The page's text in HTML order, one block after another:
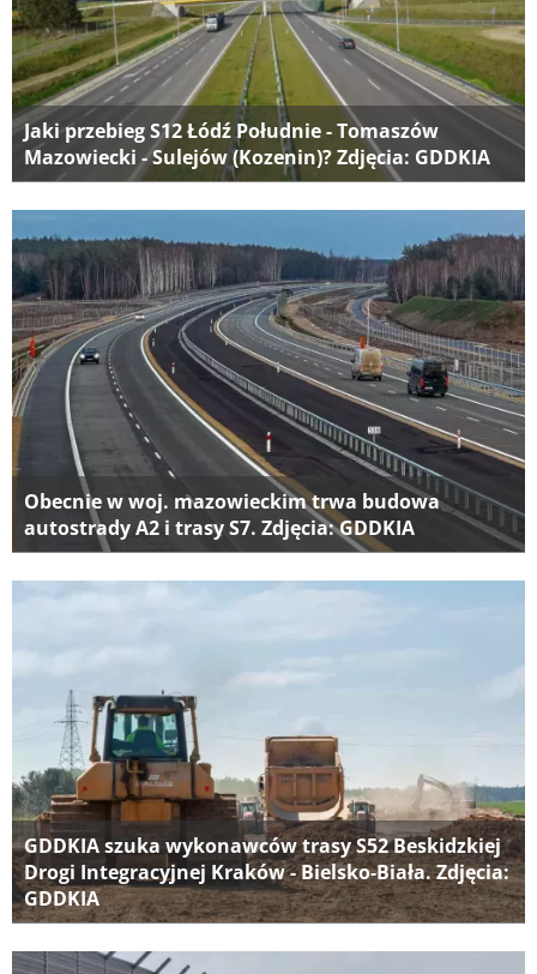
Jaki przebieg S12 Łódź Południe - Tomaszów
Mazowiecki - Sulejów (Kozenin)? Zdjęcia: GDDKIA
Obecnie w woj. mazowieckim trwa budowa
autostrady A2 i trasy S7. Zdjęcia: GDDKIA
GDDKIA szuka wykonawców trasy S52 Beskidzkiej
Drogi Integracyjnej Kraków - Bielsko-Biała. Zdjęcia:
GDDKIA